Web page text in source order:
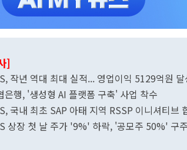
]
작년 역대 최대 실적... 영업이익 5129억원 달
은행, '생성형 AI 플랫폼 구축' 사업 착수
국내 최초 SAP 아태 지역 RSSP 이니셔티브
상장 첫 날 주가 '9%' 하락, '공모주 50%' 구